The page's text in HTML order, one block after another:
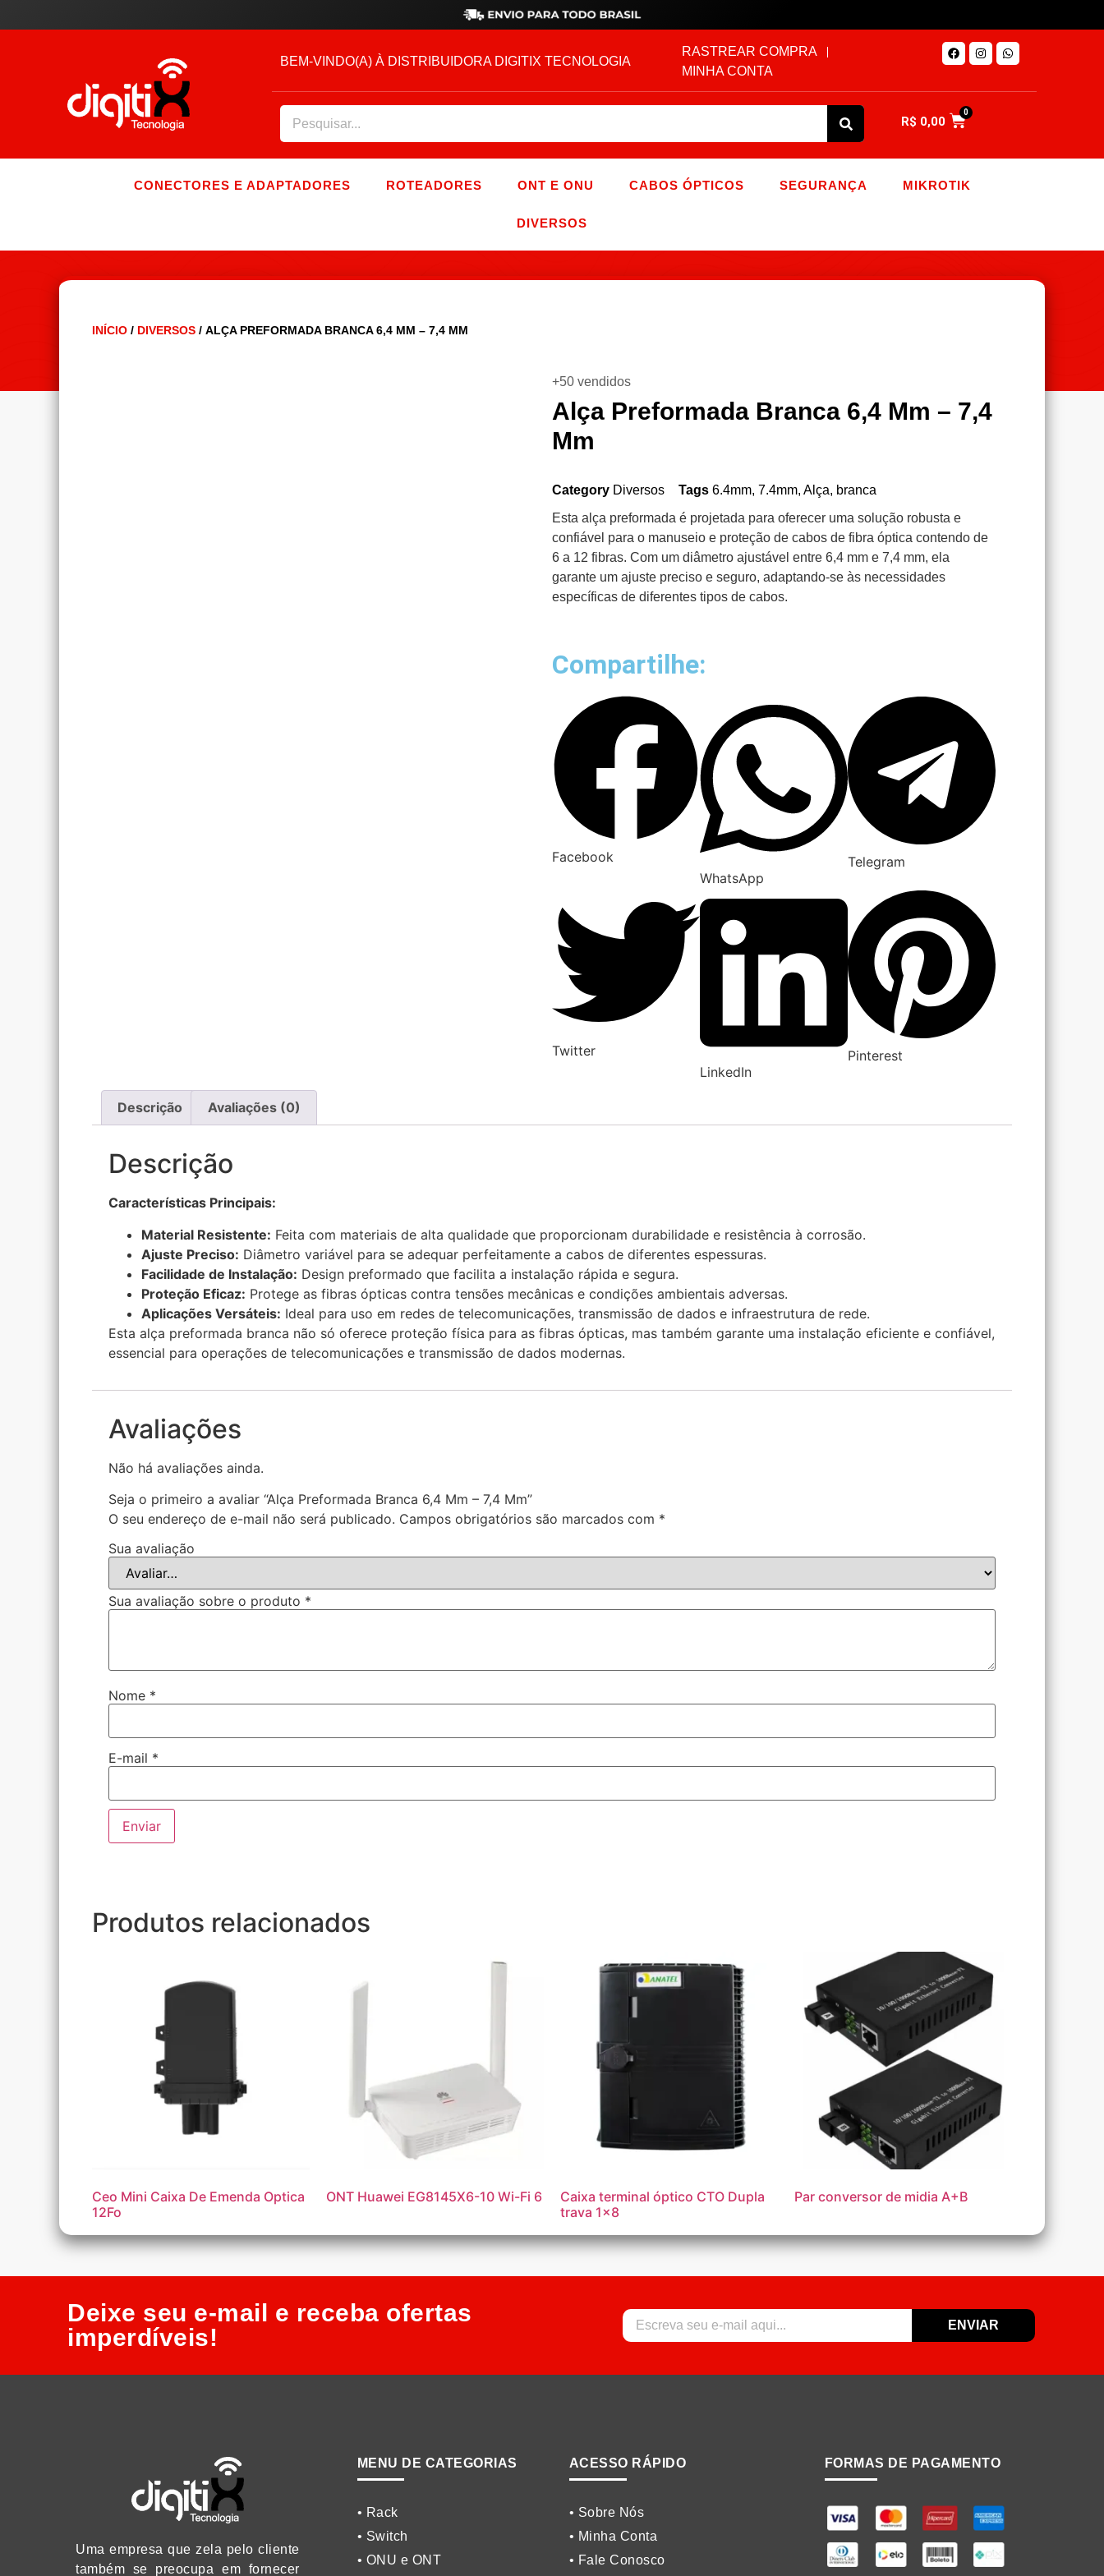
BEM-VINDO(A) À DISTRIBUIDORA DIGITIX TECNOLOGIA
RASTREAR COMPRA
MINHA CONTA
R$ 0,00
0
CONECTORES E ADAPTADORES ROTEADORES ONT E ONU CABOS ÓPTICOS SEGURANÇA MIKROTIK
DIVERSOS
INÍCIO / DIVERSOS / ALÇA PREFORMADA BRANCA 6,4 MM – 7,4 MM
+50 vendidos
Alça Preformada Branca 6,4 Mm – 7,4
Mm
Category Diversos Tags 6.4mm, 7.4mm, Alça, branca
Esta alça preformada é projetada para oferecer uma solução robusta e
confiável para o manuseio e proteção de cabos de fibra óptica contendo de
6 a 12 fibras. Com um diâmetro ajustável entre 6,4 mm e 7,4 mm, ela
garante um ajuste preciso e seguro, adaptando-se às necessidades
específicas de diferentes tipos de cabos.
Compartilhe:
Facebook
WhatsApp
Telegram
Twitter
LinkedIn
Pinterest
Descrição Avaliações (0)
Descrição
Características Principais:
Material Resistente: Feita com materiais de alta qualidade que proporcionam durabilidade e resistência à corrosão.
Ajuste Preciso: Diâmetro variável para se adequar perfeitamente a cabos de diferentes espessuras.
Facilidade de Instalação: Design preformado que facilita a instalação rápida e segura.
Proteção Eficaz: Protege as fibras ópticas contra tensões mecânicas e condições ambientais adversas.
Aplicações Versáteis: Ideal para uso em redes de telecomunicações, transmissão de dados e infraestrutura de rede.
Esta alça preformada branca não só oferece proteção física para as fibras ópticas, mas também garante uma instalação eficiente e confiável,
essencial para operações de telecomunicações e transmissão de dados modernas.
Avaliações
Não há avaliações ainda.
Seja o primeiro a avaliar “Alça Preformada Branca 6,4 Mm – 7,4 Mm”
O seu endereço de e-mail não será publicado. Campos obrigatórios são marcados com *
Sua avaliação
Sua avaliação sobre o produto *
Nome *
E-mail *
Produtos relacionados
Ceo Mini Caixa De Emenda Optica
12Fo
ONT Huawei EG8145X6-10 Wi-Fi 6
Caixa terminal óptico CTO Dupla
trava 1×8
Par conversor de midia A+B
Deixe seu e-mail e receba ofertas
imperdíveis!​
ENVIAR
Uma empresa que zela pelo cliente
também se preocupa em fornecer
MENU DE CATEGORIAS
• Rack
• Switch
• ONU e ONT
ACESSO RÁPIDO
• Sobre Nós
• Minha Conta
• Fale Conosco
FORMAS DE PAGAMENTO